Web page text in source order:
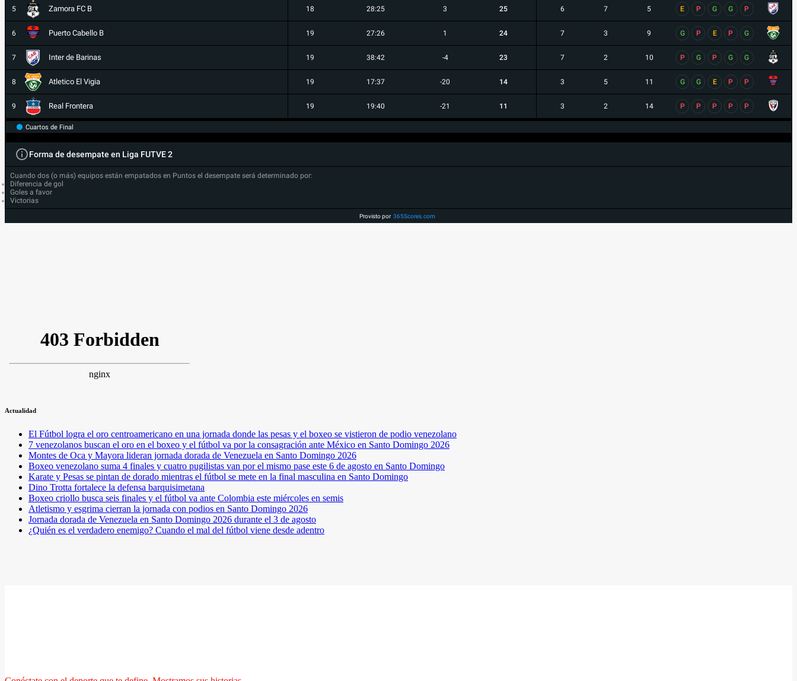
5 Zamora FC B 18 28:25 3 25 6 7 5 E P G G P
6 Puerto Cabello B 19 27:26 1 24 7 3 9 G P E P G
7 Inter de Barinas 19 38:42 -4 23 7 2 10 P G P G G
8 Atletico El Vigia 19 17:37 -20 14 3 5 11 G G E P P
9 Real Frontera 19 19:40 -21 11 3 2 14 P P P P P
Cuartos de Final
Forma de desempate en Liga FUTVE 2
Cuando dos (o más) equipos están empatados en Puntos el desempate será determinado por:
Diferencia de gol
Goles a favor
Victorias
Provisto por 365Scores.com
Actualidad
El Fútbol logra el oro centroamericano en una jornada donde las pesas y el boxeo se vistieron de podio venezolano
7 venezolanos buscan el oro en el boxeo y el fútbol va por la consagración ante México en Santo Domingo 2026
Montes de Oca y Mayora lideran jornada dorada de Venezuela en Santo Domingo 2026
Boxeo venezolano suma 4 finales y cuatro pugilistas van por el mismo pase este 6 de agosto en Santo Domingo
Karate y Pesas se pintan de dorado mientras el fútbol se mete en la final masculina en Santo Domingo
Dino Trotta fortalece la defensa barquisimetana
Boxeo criollo busca seis finales y el fútbol va ante Colombia este miércoles en semis
Atletismo y esgrima cierran la jornada con podios en Santo Domingo 2026
Jornada dorada de Venezuela en Santo Domingo 2026 durante el 3 de agosto
¿Quién es el verdadero enemigo? Cuando el mal del fútbol viene desde adentro